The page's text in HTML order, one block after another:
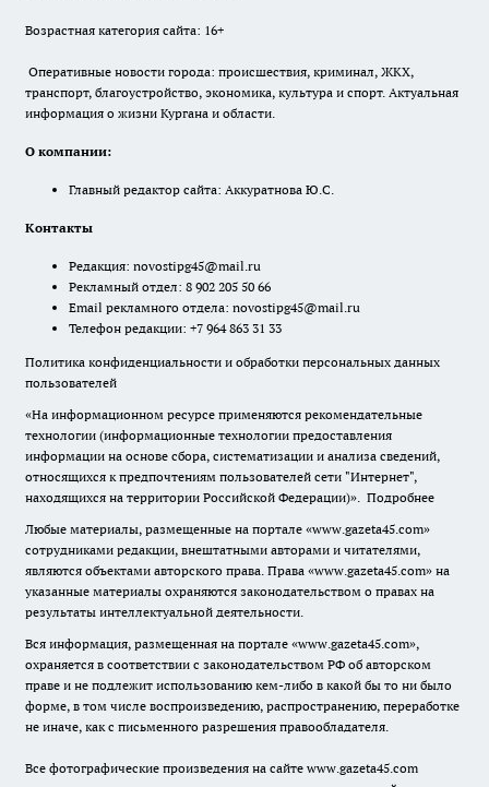
Возрастная категория сайта: 16+
Оперативные новости города: происшествия, криминал, ЖКХ,
транспорт, благоустройство, экономика, культура и спорт. Актуальная
информация о жизни Кургана и области.
О компании:
Главный редактор сайта: Аккуратнова Ю.С.
Контакты
Редакция: novostipg45@mail.ru
Рекламный отдел: 8 902 205 50 66
Email рекламного отдела: novostipg45@mail.ru
Телефон редакции: +7 964 863 31 33
Политика конфиденциальности и обработки персональных данных
пользователей
«На информационном ресурсе применяются рекомендательные
технологии (информационные технологии предоставления
информации на основе сбора, систематизации и анализа сведений,
относящихся к предпочтениям пользователей сети "Интернет",
находящихся на территории Российской Федерации)». Подробнее
Любые материалы, размещенные на портале «www.gazeta45.com»
сотрудниками редакции, внештатными авторами и читателями,
являются объектами авторского права. Права «www.gazeta45.com» на
указанные материалы охраняются законодательством о правах на
результаты интеллектуальной деятельности.
Вся информация, размещенная на портале «www.gazeta45.com»,
охраняется в соответствии с законодательством РФ об авторском
праве и не подлежит использованию кем-либо в какой бы то ни было
форме, в том числе воспроизведению, распространению, переработке
не иначе, как с письменного разрешения правообладателя.
Все фотографические произведения на сайте www.gazeta45.com